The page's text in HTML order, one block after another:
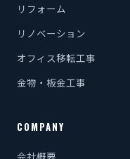
リフォーム
リノベーション
オフィス移転工事
金物・板金工事
COMPANY
会社概要